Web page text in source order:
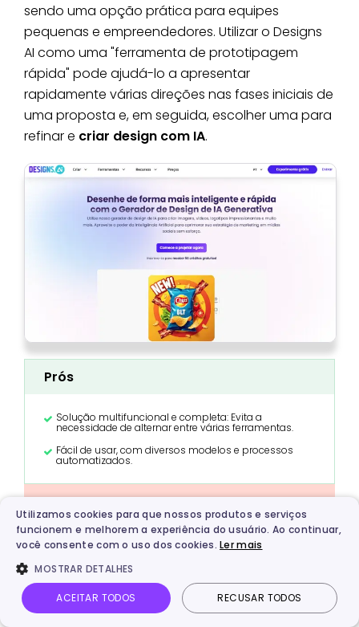
sendo uma opção prática para equipes
pequenas e empreendedores. Utilizar o Designs
AI como uma "ferramenta de prototipagem
rápida" pode ajudá-lo a apresentar
rapidamente várias direções nas fases iniciais de
uma proposta e, em seguida, escolher uma para
refinar e criar design com IA.
Prós
Solução multifuncional e completa: Evita a
necessidade de alternar entre várias ferramentas.
Fácil de usar, com diversos modelos e processos
automatizados.
Contras
Os designs gerados tendem a ser baseados em
modelos/genéricos, o que pode ser insuficiente para
projetos que exigem um alto grau de personalização
ou uma imagem de marca sofisticada.
Utilizamos cookies para que nossos produtos e serviços
funcionem e melhorem a experiência do usuário. Ao continuar,
você consente com o uso dos cookies.Ler mais
MOSTRAR DETALHES
ACEITAR TODOS RECUSAR TODOS